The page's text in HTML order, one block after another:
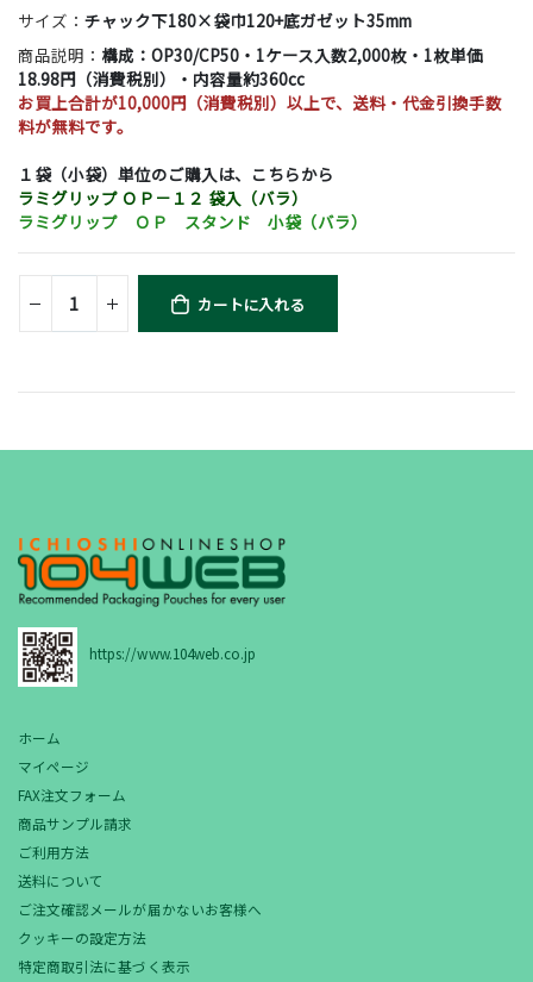
サイズ：チャック下180×袋巾120+底ガゼット35mm
商品説明： 構成：OP30/CP50・1ケース入数2,000枚・1枚単価
18.98円（消費税別）・内容量約360cc
お買上合計が10,000円（消費税別）以上で、送料・代金引換手数
料が無料です。
１袋（小袋）単位のご購入は、こちらから
ラミグリップ ＯＰ－１２ 袋入（バラ）
ラミグリップ ＯＰ スタンド 小袋（バラ）
カートに入れる
https://www.104web.co.jp
ホーム
マイページ
FAX注文フォーム
商品サンプル請求
ご利用方法
送料について
ご注文確認メールが届かないお客様へ
クッキーの設定方法
特定商取引法に基づく表示